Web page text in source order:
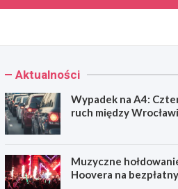
Aktualności
Wypadek na A4:
ruch między
Muzyczne
Hoovera na